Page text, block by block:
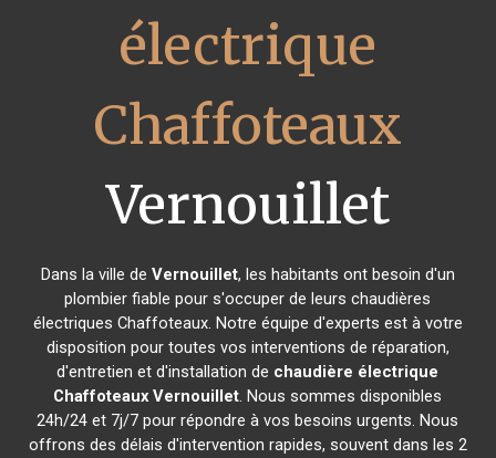
électrique
Chaffoteaux
Vernouillet
Dans la ville de Vernouillet, les habitants ont besoin d'un
plombier fiable pour s'occuper de leurs chaudières
électriques Chaffoteaux. Notre équipe d'experts est à votre
disposition pour toutes vos interventions de réparation,
d'entretien et d'installation de chaudière électrique
Chaffoteaux Vernouillet. Nous sommes disponibles
24h/24 et 7j/7 pour répondre à vos besoins urgents. Nous
offrons des délais d'intervention rapides, souvent dans les 2